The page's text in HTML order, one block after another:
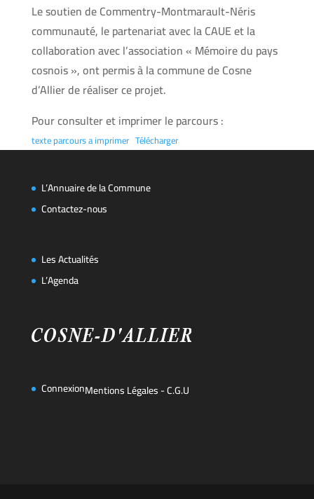
Le soutien de Commentry-Montmarault-Néris
communauté, le partenariat avec la CAUE et la
collaboration avec l’association « Mémoire du pays
cosnois », ont permis à la commune de Cosne
d’Allier de réaliser ce projet.
Pour consulter et imprimer le parcours :
texte parcours a imprimer Télécharger
L’Annuaire de la Commune
Contactez-nous
Les Actualités
L’Agenda
ConnexionMentions Légales-C.G.U